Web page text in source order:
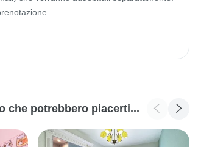
che potrebbero piacerti...